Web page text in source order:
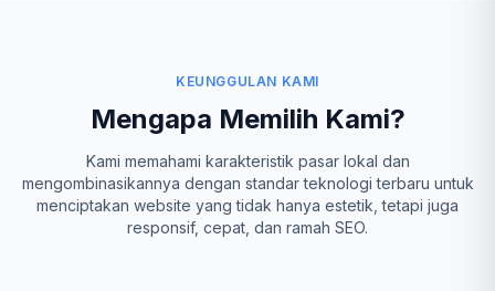
KEUNGGULAN KAMI
Mengapa Memilih Kami?
Kami memahami karakteristik pasar lokal dan
mengombinasikannya dengan standar teknologi terbaru untuk
menciptakan website yang tidak hanya estetik, tetapi juga
responsif, cepat, dan ramah SEO.